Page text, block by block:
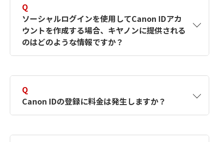
す。詳しい作成方法は【カメラ】Canon IDとは
何ですか？Canon IDの作成方法は？をご確認く
ださい。
Q
ソーシャルログインを使用してCanon IDアカ
ウントを作成する場合、キヤノンに提供される
のはどのような情報ですか？
択したサービスから取得します。アカウントを
簡単に作成できるように、この情報を使用して
Canon IDの登録フォームを入力します。
Q
Canon IDの登録に料金は発生しますか？